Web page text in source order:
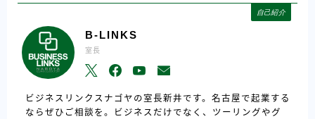
自己紹介
B-LINKS
室長
ビジネスリンクスナゴヤの室長新井です。名古屋で起業する
ならぜひご相談を。ビジネスだけでなく、ツーリングやグ